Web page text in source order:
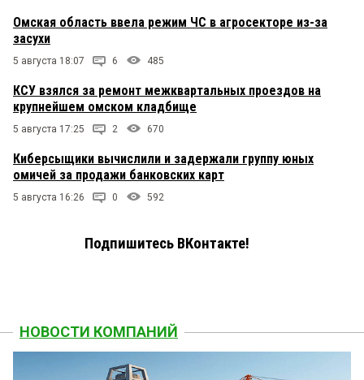
Омская область ввела режим ЧС в агросекторе из-за
засухи
5 августа 18:07 6 485
КСУ взялся за ремонт межквартальных проездов на
крупнейшем омском кладбище
5 августа 17:25 2 670
Киберсыщики вычислили и задержали группу юных
омичей за продажи банковских карт
5 августа 16:26 0 592
Подпишитесь ВКонтакте!
НОВОСТИ КОМПАНИЙ